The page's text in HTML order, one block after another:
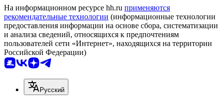
На информационном ресурсе hh.ru применяются
рекомендательные технологии (информационные технологии
предоставления информации на основе сбора, систематизации
и анализа сведений, относящихся к предпочтениям
пользователей сети «Интернет», находящихся на территории
Российской Федерации)
Русский